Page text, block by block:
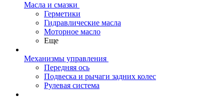
Масла и смазки
Герметики
Гидравлические масла
Моторное масло
Еще
Механизмы управления
Передняя ось
Подвеска и рычаги задних колес
Рулевая система